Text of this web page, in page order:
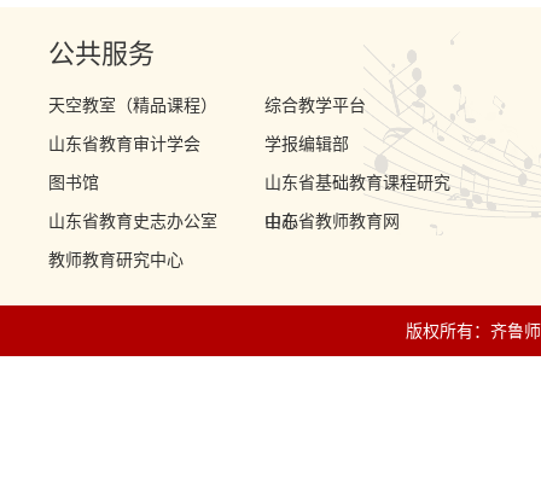
公共服务
天空教室（精品课程）
综合教学平台
山东省教育审计学会
学报编辑部
图书馆
山东省基础教育课程研究
中心
山东省教育史志办公室
山东省教师教育网
教师教育研究中心
版权所有：齐鲁